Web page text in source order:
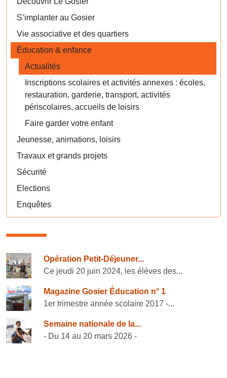
S’implanter au Gosier
Vie associative et des quartiers
Éducation & enfance
Actualités
Inscriptions scolaires et activités annexes : écoles,
restauration, garderie, transport, activités
périscolaires, accueils de loisirs
Faire garder votre enfant
Jeunesse, animations, loisirs
Travaux et grands projets
Sécurité
Elections
Enquêtes
Consulter également
Opération Petit-Déjeuner...
Ce jeudi 20 juin 2024, les élèves des...
Magazine Gosier Éducation n° 1
1er trimestre année scolaire 2017 -...
Semaine nationale de la...
- Du 14 au 20 mars 2026 -